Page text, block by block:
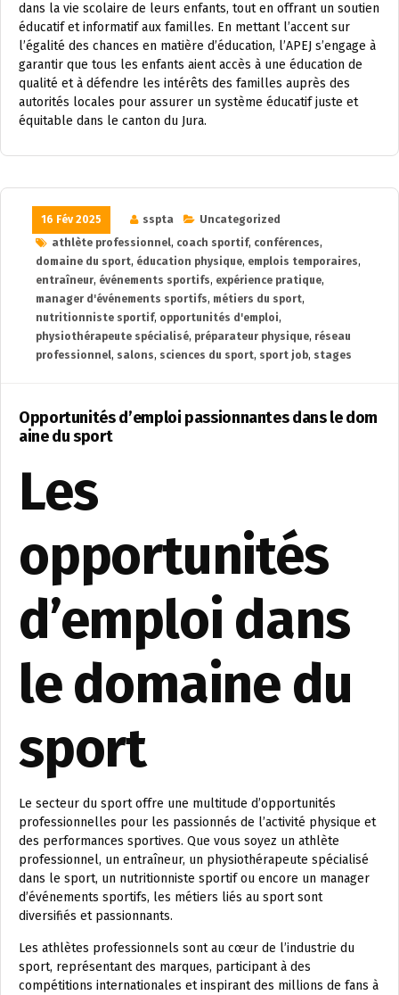
dans la vie scolaire de leurs enfants, tout en offrant un soutien
éducatif et informatif aux familles. En mettant l’accent sur
l’égalité des chances en matière d’éducation, l’APEJ s’engage à
garantir que tous les enfants aient accès à une éducation de
qualité et à défendre les intérêts des familles auprès des
autorités locales pour assurer un système éducatif juste et
équitable dans le canton du Jura.
16 Fév 2025 sspta
Uncategorized
athlète professionnel, coach sportif, conférences,
domaine du sport, éducation physique, emplois temporaires,
entraîneur, événements sportifs, expérience pratique,
manager d'événements sportifs, métiers du sport,
nutritionniste sportif, opportunités d'emploi,
physiothérapeute spécialisé, préparateur physique, réseau
professionnel, salons, sciences du sport, sport job, stages
Opportunités d’emploi passionnantes dans le dom
aine du sport
Les
opportunités
d’emploi dans
le domaine du
sport
Le secteur du sport offre une multitude d’opportunités
professionnelles pour les passionnés de l’activité physique et
des performances sportives. Que vous soyez un athlète
professionnel, un entraîneur, un physiothérapeute spécialisé
dans le sport, un nutritionniste sportif ou encore un manager
d’événements sportifs, les métiers liés au sport sont
diversifiés et passionnants.
Les athlètes professionnels sont au cœur de l’industrie du
sport, représentant des marques, participant à des
compétitions internationales et inspirant des millions de fans à